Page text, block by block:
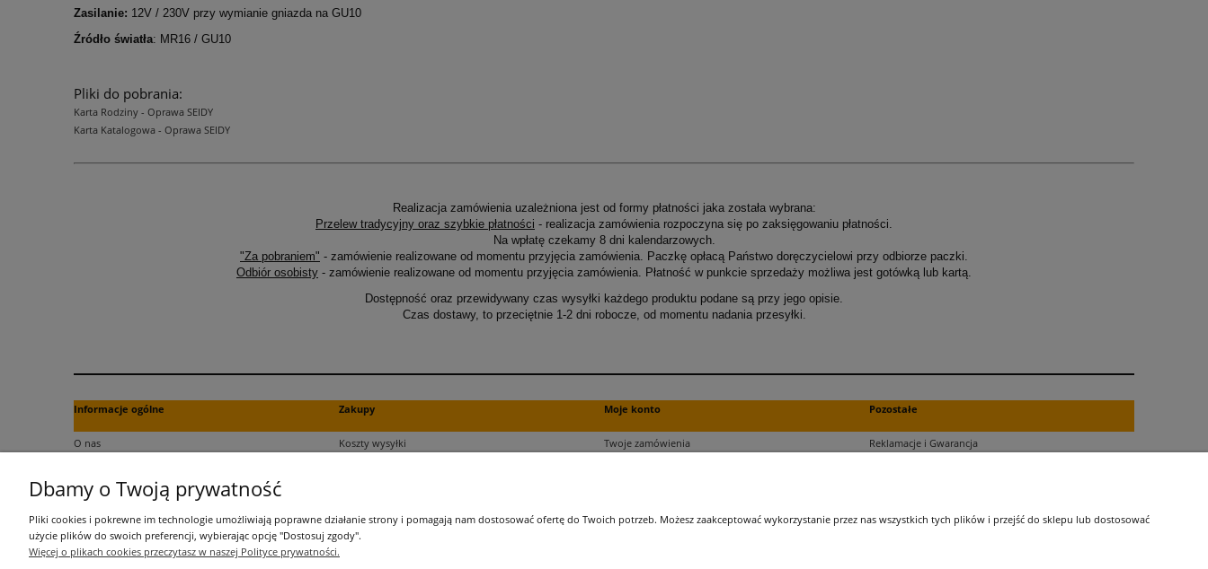
Zasilanie: 12V / 230V przy wymianie gniazda na GU10
Źródło światła: MR16 / GU10
Pliki do pobrania:
Karta Rodziny - Oprawa SEIDY
Karta Katalogowa - Oprawa SEIDY
Realizacja zamówienia uzależniona jest od formy płatności jaka została wybrana:
Przelew tradycyjny oraz szybkie płatności - realizacja zamówienia rozpoczyna się po zaksięgowaniu płatności.
Na wpłatę czekamy 8 dni kalendarzowych.
"Za pobraniem" - zamówienie realizowane od momentu przyjęcia zamówienia. Paczkę opłacą Państwo doręczycielowi przy odbiorze paczki.
Odbiór osobisty - zamówienie realizowane od momentu przyjęcia zamówienia. Płatność w punkcie sprzedaży możliwa jest gotówką lub kartą.
Dostępność oraz przewidywany czas wysyłki każdego produktu podane są przy jego opisie.
Czas dostawy, to przeciętnie 1-2 dni robocze, od momentu nadania przesyłki.
Informacje ogólne
O nas
Regulamin
Polityka prywatności
Informacje o przetwarzaniu danych
Zakupy
Koszty wysyłki
Czas realizacji zamówień
Moje konto
Twoje zamówienia
Pozostałe
Reklamacje i Gwarancja
Dbamy o Twoją prywatność
Pliki cookies i pokrewne im technologie umożliwiają poprawne działanie strony i pomagają nam dostosować ofertę do Twoich potrzeb. Możesz zaakceptować wykorzystanie przez nas wszystkich tych plików i przejść do sklepu lub dostosować
użycie plików do swoich preferencji, wybierając opcję "Dostosuj zgody".
Więcej o plikach cookies przeczytasz w naszej Polityce prywatności.